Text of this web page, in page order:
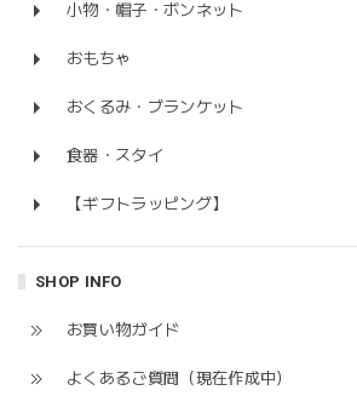
小物・帽子・ボンネット
おもちゃ
おくるみ・ブランケット
食器・スタイ
【ギフトラッピング】
SHOP INFO
お買い物ガイド
よくあるご質問（現在作成中）